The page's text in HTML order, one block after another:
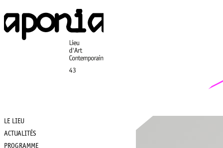
au
contenu
principal
Main
LE LIEU
ACTUALITÉS
PROGRAMME